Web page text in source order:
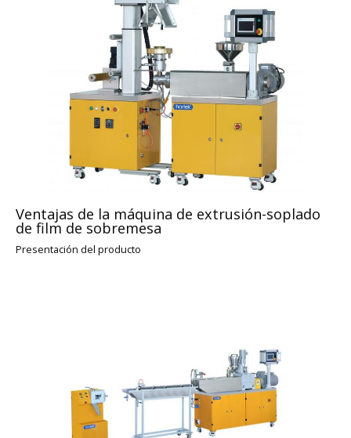
Ventajas de la máquina de extrusión-soplado
de film de sobremesa
Presentación del producto